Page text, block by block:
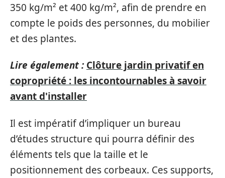
350 kg/m² et 400 kg/m², afin de prendre en
compte le poids des personnes, du mobilier
et des plantes.
Lire également : Clôture jardin privatif en
copropriété : les incontournables à savoir
avant d'installer
Il est impératif d’impliquer un bureau
d’études structure qui pourra définir des
éléments tels que la taille et le
positionnement des corbeaux. Ces supports,